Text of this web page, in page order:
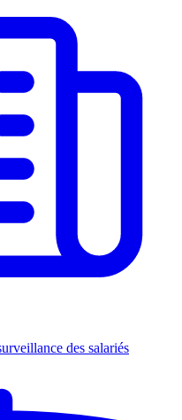
des salariés